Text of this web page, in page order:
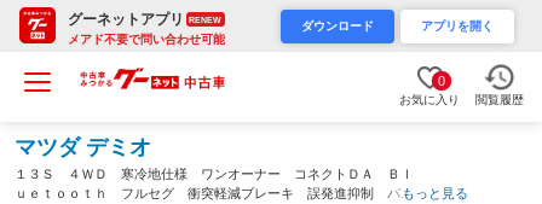
グーネットアプリ RENEW
メアド不要で問い合わせ可能
ダウンロード アプリを開く
0
お気に入り 閲覧履歴
マツダ デミオ
１３Ｓ ４ＷＤ 寒冷地仕様 ワンオーナー コネクトＤＡ Ｂｌ
ｕｅｔｏｏｔｈ フルセグ 衝突軽減ブレーキ 誤発進抑制 パドもっと見る